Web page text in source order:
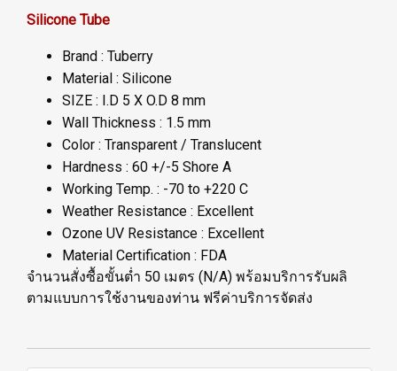
Silicone Tube
Brand : Tuberry
Material : Silicone
SIZE : I.D 5 X O.D 8 mm
Wall Thickness : 1.5 mm
Color : Transparent / Translucent
Hardness : 60 +/-5 Shore A
Working Temp. : -70 to +220 C
Weather Resistance : Excellent
Ozone UV Resistance : Excellent
Material Certification : FDA
จำนวนสั่งซื้อขั้นต่ำ 50 เมตร (N/A) พร้อมบริการรับผลิ
ตามแบบการใช้งานของท่าน ฟรีค่าบริการจัดส่ง